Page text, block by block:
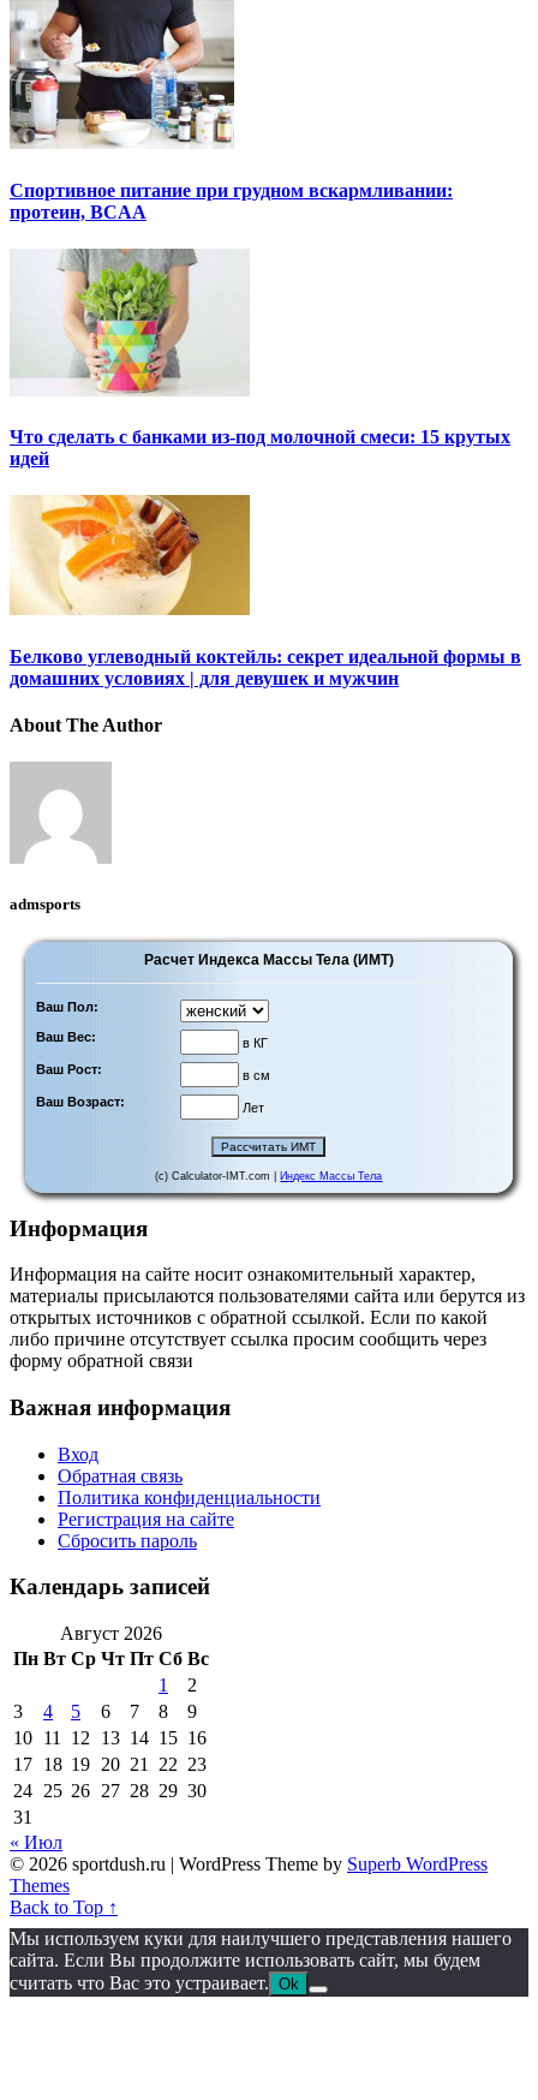
Спортивное питание при грудном вскармливании:
протеин, BCAA
Что сделать с банками из-под молочной смеси: 15 крутых
идей
Белково углеводный коктейль: секрет идеальной формы в
домашних условиях | для девушек и мужчин
About The Author
admsports
Расчет Индекса Массы Тела (ИМТ)
Ваш Пол:
Ваш Вес:
в КГ
Ваш Рост:
в см
Ваш Возраст:
Лет
(c) Calculator-IMT.com | Индекс Массы Тела
Информация
Информация на сайте носит ознакомительный характер,
материалы присылаются пользователями сайта или берутся из
открытых источников с обратной ссылкой. Если по какой
либо причине отсутствует ссылка просим сообщить через
форму обратной связи
Важная информация
Вход
Обратная связь
Политика конфиденциальности
Регистрация на сайте
Сбросить пароль
Календарь записей
Август 2026
Пн Вт Ср Чт Пт Сб Вс
1
2
3
4 5 6 7 8
9
10 11 12 13 14 15 16
17 18 19 20 21 22 23
24 25 26 27 28 29 30
31
« Июл
© 2026 sportdush.ru | WordPress Theme by Superb WordPress
Themes
Back to Top ↑
Мы используем куки для наилучшего представления нашего
сайта. Если Вы продолжите использовать сайт, мы будем
считать что Вас это устраивает. Ok